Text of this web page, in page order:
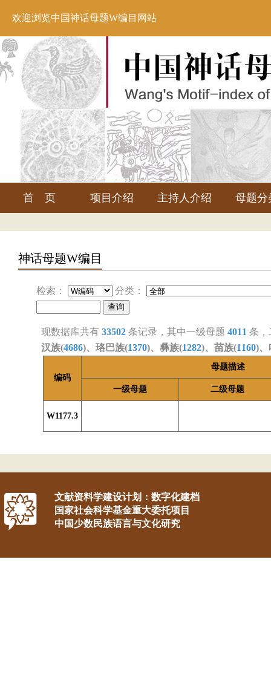
欢迎浏览中国神话母题W编目网站
首 页 项目介绍 主持人介绍 母题分
神话母题W编目
检索： 分类：
现数据库共有 33502 条记录，其中一级母题 4011 条
汉族(4686)、珞巴族(1370)、彝族(1282)、苗族(1160)、
编码
母题描述
一级母题 二级母题
W1177.3
文献资料学建设计划：数字化建档
国家社会科学基金重大委托项目
中国少数民族语言与文化研究